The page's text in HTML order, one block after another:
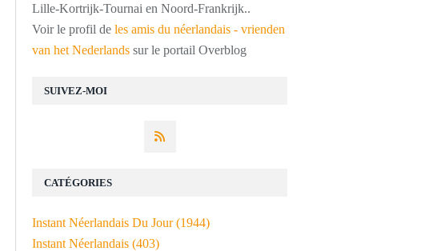
SUIVEZ-MOI
Lille-Kortrijk-Tournai en Noord-Frankrijk..
Voir le profil de les amis du néerlandais - vrienden
van het Nederlands sur le portail Overblog
CATÉGORIES
Instant Néerlandais Du Jour(1944)
Instant Néerlandais (403)